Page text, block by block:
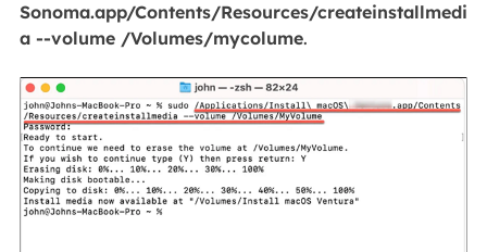
Sonoma.app/Contents/Resources/createinstallmedi
a --volume /Volumes/mycolume.